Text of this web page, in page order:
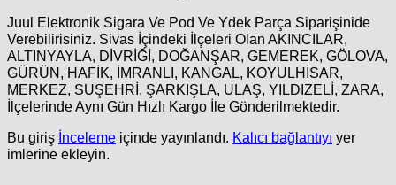
Juul Elektronik Sigara Ve Pod Ve Ydek Parça Siparişinide
Verebilirisiniz. Sivas İçindeki İlçeleri Olan AKINCILAR,
ALTINYAYLA, DİVRİĞİ, DOĞANŞAR, GEMEREK, GÖLOVA,
GÜRÜN, HAFİK, İMRANLI, KANGAL, KOYULHİSAR,
MERKEZ, SUŞEHRİ, ŞARKIŞLA, ULAŞ, YILDIZELİ, ZARA,
İlçelerinde Aynı Gün Hızlı Kargo İle Gönderilmektedir.
Bu giriş İnceleme içinde yayınlandı. Kalıcı bağlantıyı yer
imlerine ekleyin.